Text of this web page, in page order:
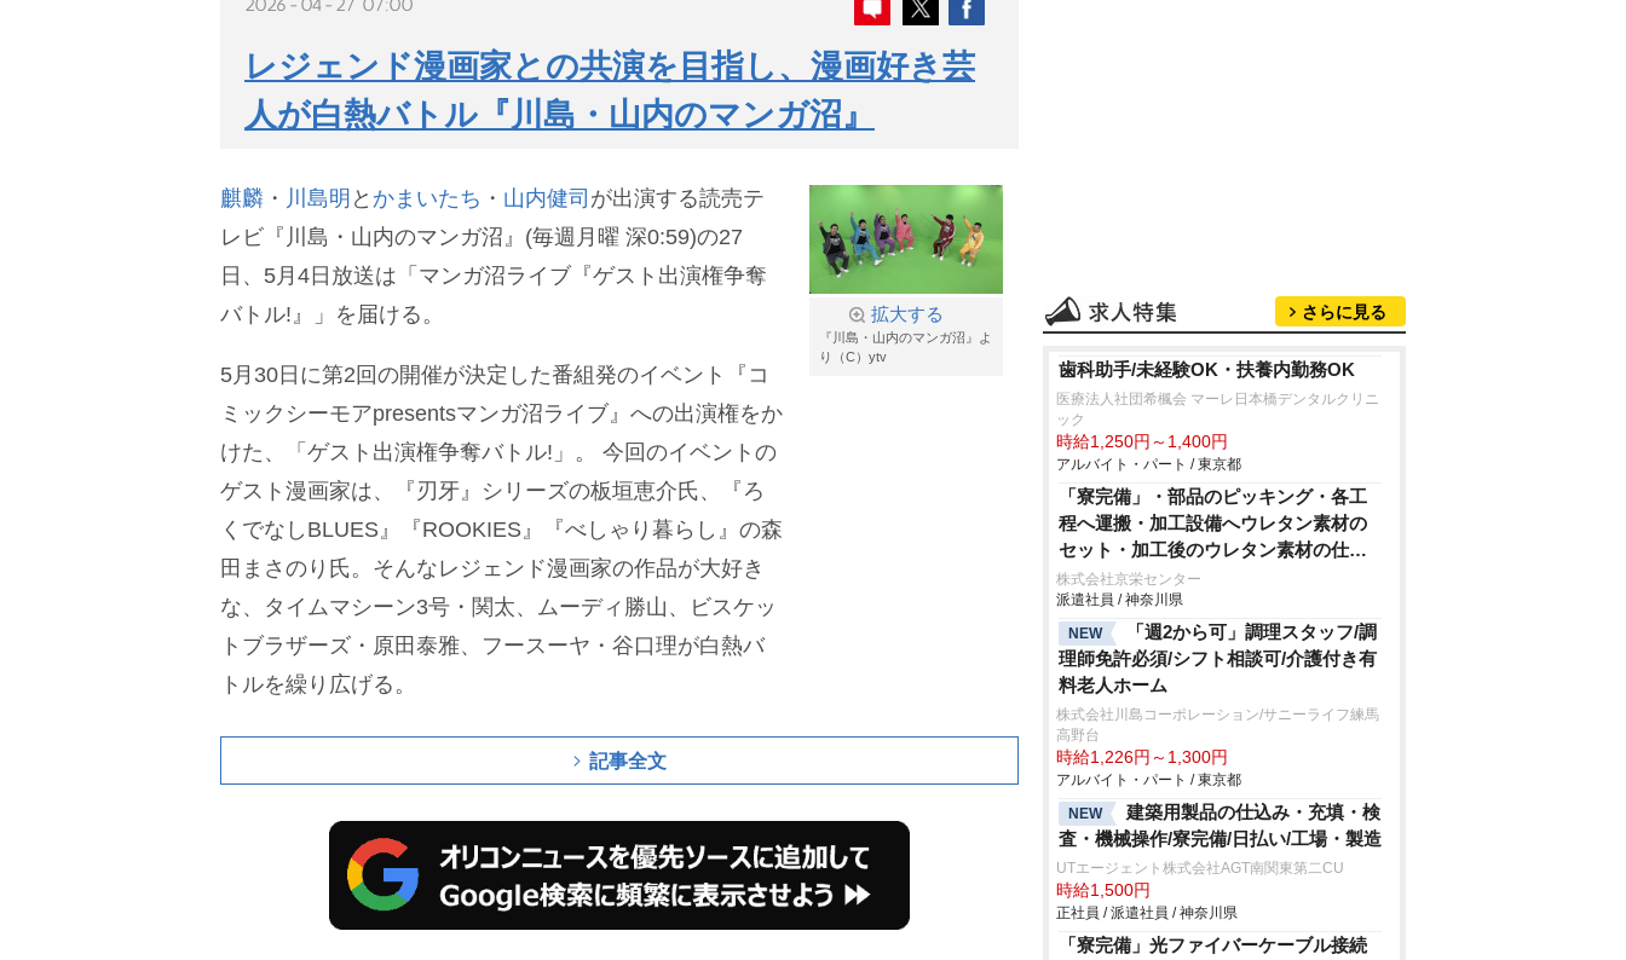
レジェンド漫画家との共演を目指し、漫画好き芸
人が白熱バトル『川島・山内のマンガ沼』
拡大する
『川島・山内のマンガ沼』よ
り（C）ytv
麒麟 ・ 川島明 と かまいたち ・ 山内健司 が出演する読売テ
レビ『川島・山内のマンガ沼』(毎週月曜 深0:59)の27
日、5月4日放送は「マンガ沼ライブ『ゲスト出演権争奪
バトル!』」を届ける。
5月30日に第2回の開催が決定した番組発のイベント『コ
ミックシーモアpresentsマンガ沼ライブ』への出演権をか
けた、「ゲスト出演権争奪バトル!」。 今回のイベントの
ゲスト漫画家は、『刃牙』シリーズの板垣恵介氏、『ろ
くでなしBLUES』『ROOKIES』『べしゃり暮らし』の森
田まさのり氏。そんなレジェンド漫画家の作品が大好き
な、タイムマシーン3号・関太、ムーディ勝山、ビスケッ
トブラザーズ・原田泰雅、フースーヤ・谷口理が白熱バ
トルを繰り広げる。
記事全文
さらに見る
歯科助手/未経験OK・扶養内勤務OK
医療法人社団希楓会 マーレ日本橋デンタルクリニ
ック
時給1,250円～1,400円
アルバイト・パート / 東京都
「寮完備」・部品のピッキング・各工
程へ運搬・加工設備へウレタン素材の
セット・加工後のウレタン素材の仕上
げ・手作業やエアドライバーを使用し
ての車用シートの組付け・製品の検査
作業/即入寮/製造・工場
株式会社京栄センター
派遣社員 / 神奈川県
NEW
「週2から可」調理スタッフ/調
理師免許必須/シフト相談可/介護付き有
料老人ホーム
株式会社川島コーポレーション/サニーライフ練馬
高野台
時給1,226円～1,300円
アルバイト・パート / 東京都
NEW
建築用製品の仕込み・充填・検
査・機械操作/寮完備/日払い/工場・製造
UTエージェント株式会社AGT南関東第二CU
時給1,500円
正社員 / 派遣社員 / 神奈川県
「寮完備」光ファイバーケーブル接続